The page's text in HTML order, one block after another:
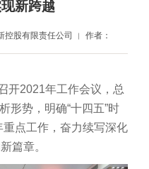
新跨越
控股有限责任公司 作者：
2021年工作会议，总
形势，明确“十四五”时
点工作，奋力续写深化
篇章。